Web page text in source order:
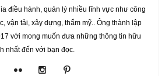
điều hành, quản lý nhiều lĩnh vực như công
vận tải, xây dựng, thẩm mỹ.. Ông thành lập
với mong muốn đưa những thông tin hữu
nhất đến với bạn đọc.